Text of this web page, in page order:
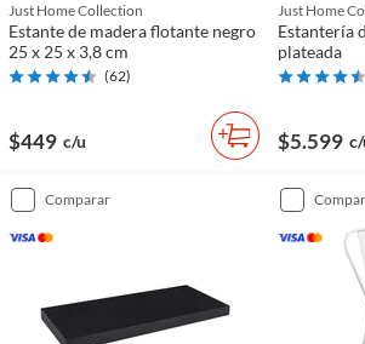
Just Home Collection
Estante de madera flotante negro
25 x 25 x 3,8 cm
(62)
$449 c/u
Just Home
Estantería
plateada
$5.599
comparar